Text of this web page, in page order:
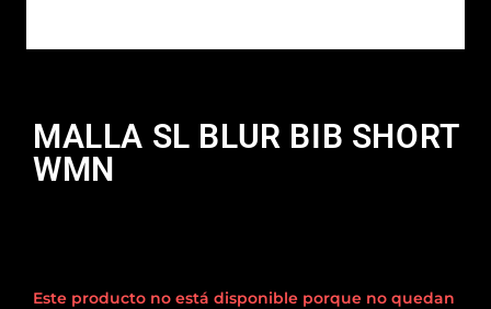
MALLA SL BLUR BIB SHORT
WMN
Este producto no está disponible porque no quedan